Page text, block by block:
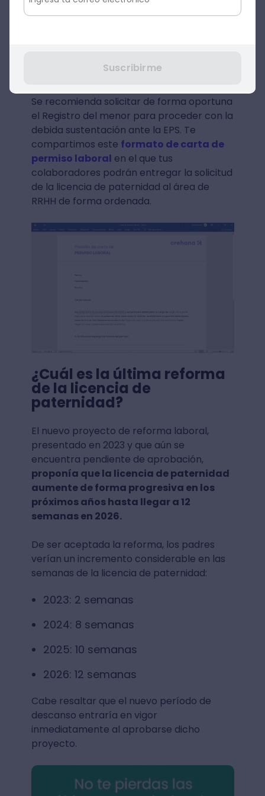
correspondiente, el empleador es quien
siguientes al nacimiento o adopción.
Se recomienda solicitar de forma oportuna
el Registro del menor para proceder con la
debida sustentación ante la EPS. Te
compartimos este formato de carta de
permiso laboral en el que tus
colaboradores podrán entregar la solicitud
de la licencia de paternidad al área de
RRHH de forma ordenada.
¿Cuál es la última reforma
de la licencia de
paternidad?
El nuevo proyecto de reforma laboral,
presentado en 2023 y que aún se
encuentra pendiente de aprobación,
proponía que la licencia de paternidad
aumente de forma progresiva en los
próximos años hasta llegar a 12
semanas en 2026.
De ser aceptada la reforma, los padres
verían un incremento considerable en las
semanas de la licencia de paternidad:
2023: 2 semanas
2024: 8 semanas
2025: 10 semanas
2026: 12 semanas
Cabe resaltar que el nuevo período de
descanso entraría en vigor
inmediatamente al aprobarse dicho
proyecto.
Suscribirme